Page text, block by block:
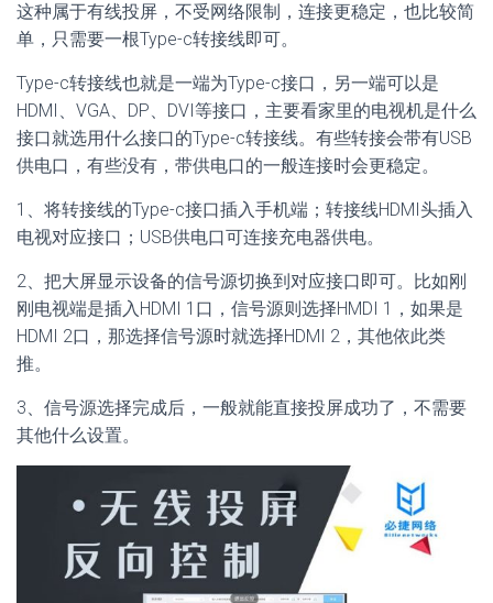
这种属于有线投屏，不受网络限制，连接更稳定，也比较简
单，只需要一根Type-c转接线即可。
Type-c转接线也就是一端为Type-c接口，另一端可以是
HDMI、VGA、DP、DVI等接口，主要看家里的电视机是什么
接口就选用什么接口的Type-c转接线。有些转接会带有USB
供电口，有些没有，带供电口的一般连接时会更稳定。
1、将转接线的Type-c接口插入手机端；转接线HDMI头插入
电视对应接口；USB供电口可连接充电器供电。
2、把大屏显示设备的信号源切换到对应接口即可。比如刚
刚电视端是插入HDMI 1口，信号源则选择HMDI 1，如果是
HDMI 2口，那选择信号源时就选择HDMI 2，其他依此类
推。
3、信号源选择完成后，一般就能直接投屏成功了，不需要
其他什么设置。